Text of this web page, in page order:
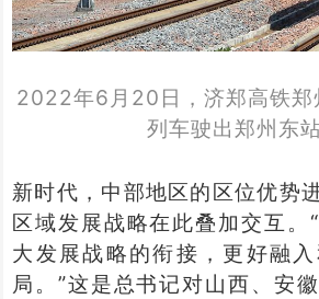
2022年6月20日，济郑高铁
列车驶出郑州东站
新时代，中部地区的区位优势
区域发展战略在此叠加交互。
大发展战略的衔接，更好融
局。”这是总书记对山西、安